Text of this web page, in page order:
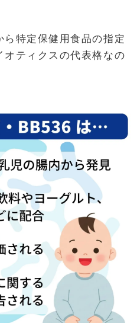
ら特定保健用食品の指定
オティクスの代表格なの